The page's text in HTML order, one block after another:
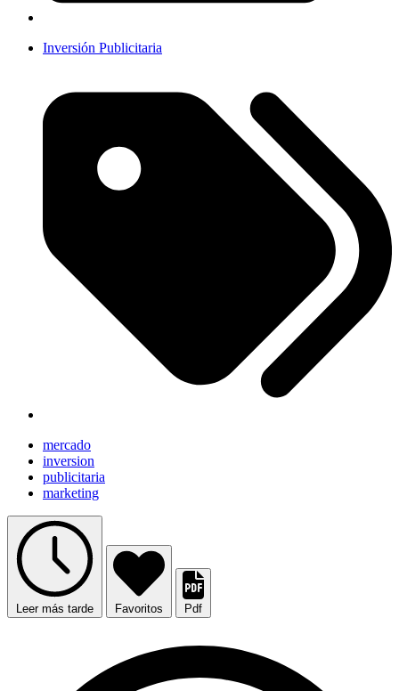
Inversión Publicitaria
mercado
inversion
publicitaria
marketing
Leer más tarde Favoritos Pdf